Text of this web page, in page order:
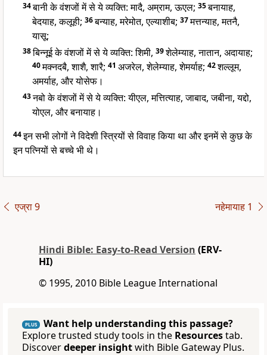
34बानी के वंशजों में से ये व्यक्ति: मादै, अम्राम, ऊएल; 35बनायाह,
बेदयाह, कलूही; 36बन्याह, मरेमोत, एल्याशीब; 37मत्तन्याह, मतनै,
यासू;
38बिन्नूई के वंशजों में से ये व्यक्ति: शिमी, 39शेलेम्याह, नातान, अदायाह;
40मक्नदबै, शाशै, शारै; 41 अजरेल, शेलेम्याह, शेमर्याह; 42शल्लूम,
अमर्याह, और योसेफ।
43नबो के वंशजों में से ये व्यक्ति: यीएल, मत्तित्याह, जाबाद, जबीना, यद्दो,
योएल, और बनायाह।
44इन सभी लोगों ने विदेशी स्त्रियों से विवाह किया था और इनमें से कुछ के
इन पत्नियों से बच्चे भी थे।
एज्रा 9 नहेमायाह 1
Hindi Bible: Easy-to-Read Version (ERV-
HI)
© 1995, 2010 Bible League International
PLUS
Want help understanding this passage?
Explore trusted study tools in the Resourcestab.
Discoverdeeper insightwith Bible Gateway Plus.